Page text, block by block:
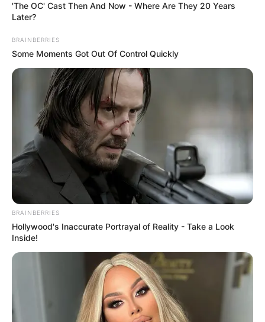
'The OC' Cast Then And Now - Where Are They 20 Years
Later?
BRAINBERRIES
Some Moments Got Out Of Control Quickly
BRAINBERRIES
Hollywood's Inaccurate Portrayal of Reality - Take a Look
Inside!